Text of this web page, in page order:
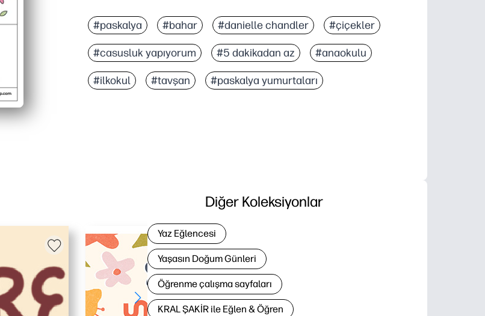
Dakikalar içinde yazdırıp oynarsınız - hazırlık veya kesme gerekmez.
Odaklanma ve görsel ayrımcılık oluşturur - çocuklar Paskalya simgelerini
Her yerde çalışır - sessiz, ekransız eğlence için evde, sınıfta veya hareket
Yaşlara göre ölçeklendirmek kolaydır - zamanlayıcıları ayarlayın, toplamları
#paskalya #bahar #danielle chandler #çiçekler
#casusluk yapıyorum #5 dakikadan az #anaokulu
#ilkokul #tavşan #paskalya yumurtaları
Diğer Koleksiyonlar
Yaz Eğlencesi
Yaşasın Doğum Günleri
Öğrenme çalışma sayfaları
KRAL ŞAKİR ile Eğlen & Öğren